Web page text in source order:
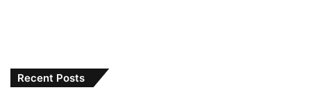
Recent Posts